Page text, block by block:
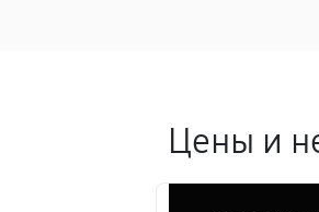
Цены и